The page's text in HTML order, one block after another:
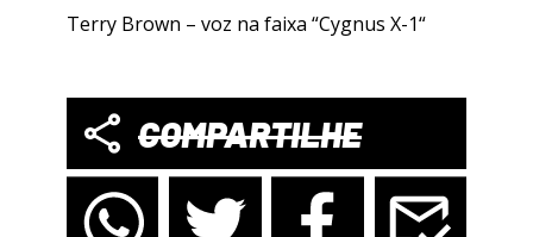
Terry Brown – voz na faixa “Cygnus X-1“
COMPARTILHE